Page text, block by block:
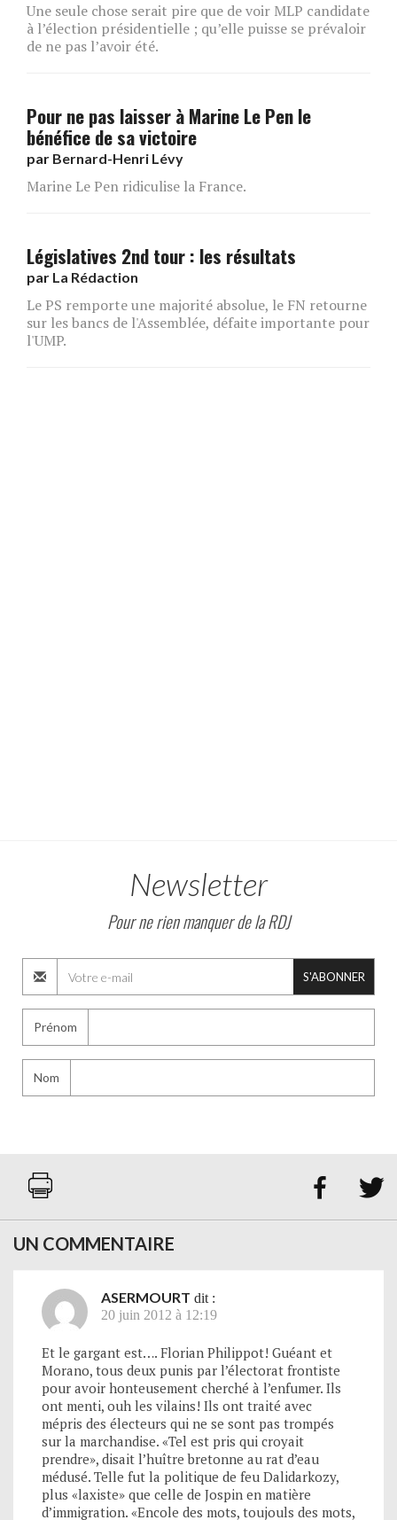
Une seule chose serait pire que de voir MLP candidate
à l’élection présidentielle ; qu’elle puisse se prévaloir
de ne pas l’avoir été.
Pour ne pas laisser à Marine Le Pen le
bénéfice de sa victoire
par Bernard-Henri Lévy
Marine Le Pen ridiculise la France.
Législatives 2nd tour : les résultats
par La Rédaction
Le PS remporte une majorité absolue, le FN retourne
sur les bancs de l'Assemblée, défaite importante pour
l'UMP.
Newsletter
Pour ne rien manquer de la RDJ
S'ABONNER
Prénom
Nom
 
UN COMMENTAIRE
ASERMOURT dit :
20 juin 2012 à 12:19
Et le gargant est…. Florian Philippot! Guéant et
Morano, tous deux punis par l’électorat frontiste
pour avoir honteusement cherché à l’enfumer. Ils
ont menti, ouh les vilains! Ils ont traité avec
mépris des électeurs qui ne se sont pas trompés
sur la marchandise. «Tel est pris qui croyait
prendre», disait l’huître bretonne au rat d’eau
médusé. Telle fut la politique de feu Dalidarkozy,
plus «laxiste» que celle de Jospin en matière
d’immigration. «Encole des mots, toujouls des mots,